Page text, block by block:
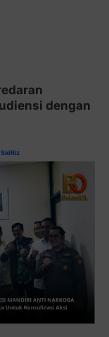
dengan
SidRiz